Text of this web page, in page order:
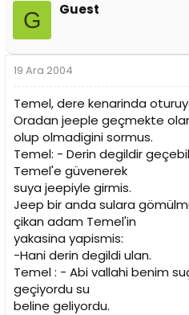
G Guest
19 Ara 2004
Temel, dere kenarinda
Oradan jeeple geçmekte
olup olmadigini sormus.
Temel: - Derin degildir
Temel'e güvenerek
suya jeepiyle girmis.
Jeep bir anda sulara
çikan adam Temel'in
yakasina yapismis:
-Hani derin degildi ulan.
Temel : - Abi vallahi benim
geçiyordu su
beline geliyordu.